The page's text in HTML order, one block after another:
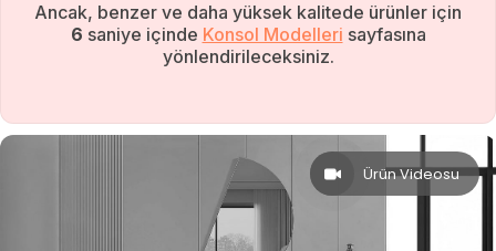
Ancak, benzer ve daha yüksek kalitede ürünler için
5 saniye içinde Konsol Modelleri sayfasına
yönlendirileceksiniz.
Ürün Videosu